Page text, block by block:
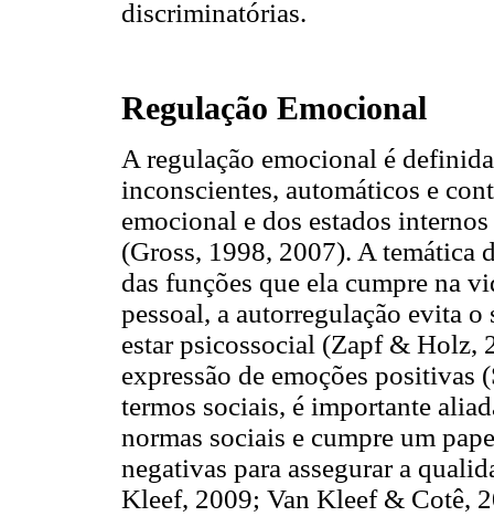
discriminatórias.
Regulação Emocional
A regulação emocional é
inconscientes, automáticos e
emocional e dos estados
(Gross, 1998, 2007). A temática
das funções que ela cumpre na
pessoal, a autorregulação evita
estar psicossocial (Zapf & Holz,
expressão de emoções
termos sociais, é importante
normas sociais e cumpre um
negativas para assegurar a
Kleef, 2009; Van Kleef & Cotê,